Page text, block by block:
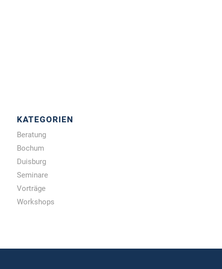
KATEGORIEN
Beratung
Bochum
Duisburg
Seminare
Vorträge
Workshops